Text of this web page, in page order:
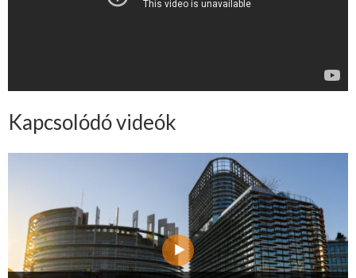
Kapcsolódó videók